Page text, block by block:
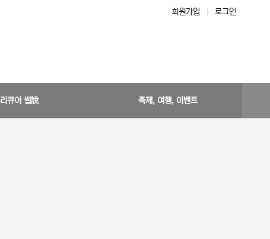
회원가입 로그인
리큐어 썰說 축제, 여행, 이벤트